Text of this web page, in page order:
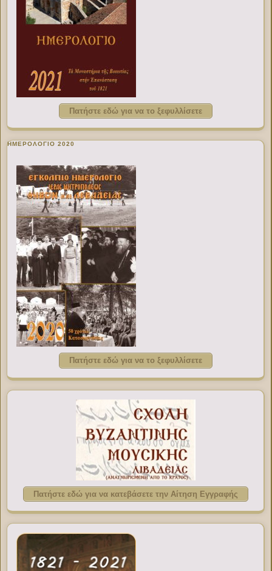
Πατήστε εδώ για να το ξεφυλλίσετε
ΗΜΕΡΟΛΟΓΙΟ 2020
Πατήστε εδώ για να το ξεφυλλίσετε
Πατήστε εδώ για να κατεβάσετε την Αίτηση Εγγραφής